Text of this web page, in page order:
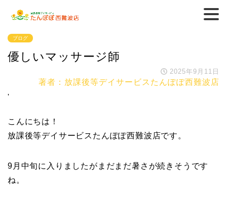
ブログ
優しいマッサージ師
2025年9月11日
著者：放課後等デイサービスたんぽぽ西難波店
'
こんにちは！
放課後等デイサービスたんぽぽ西難波店です。
9月中旬に入りましたがまだまだ暑さが続きそうです
ね。